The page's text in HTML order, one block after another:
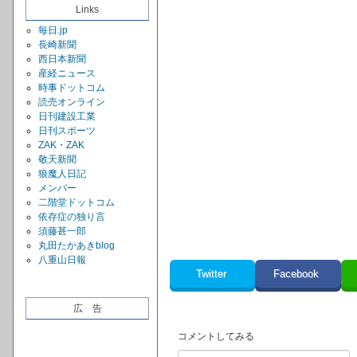
Links
毎日.jp
長崎新聞
西日本新聞
産経ニュース
時事ドットコム
読売オンライン
日刊建設工業
日刊スポーツ
ZAK・ZAK
敬天新聞
狼魔人日記
メンバー
二階堂ドットコム
依存症の独り言
須藤甚一郎
丸田たかあきblog
八重山日報
広 告
Twitter Facebook
コメントしてみる